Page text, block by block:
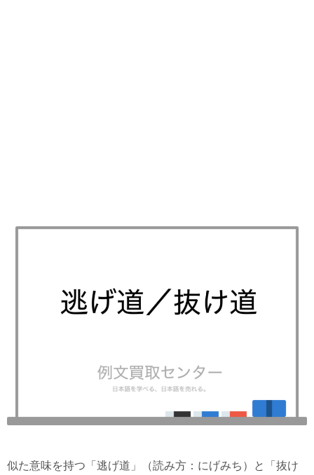
似た意味を持つ「逃げ道」（読み方：にげみち）と「抜け